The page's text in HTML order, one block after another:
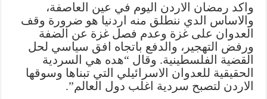
واكد رمضان الاردن اليوم في عين العاصفة،
والاساس الدي ننطلق منه اردنيا هو ضرورة وقف
العدوان على غزة وعدم فصل غزة عن الضفة
ورفض التهجير، والدفع باتجاه افق سياسي لحل
القضية الفلسطينية. وقال “هده هي السردية
الحقيقية للعدوان الاسرائيلي التي تبناها وسوقها
الاردن لتصبح سردية اغلب دول العالم”.